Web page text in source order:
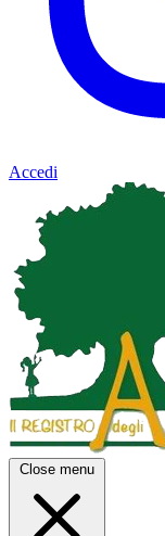
Accedi
Close menu